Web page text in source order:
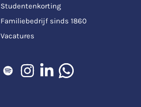
Studentenkorting
Familiebedrijf sinds 1860
Vacatures